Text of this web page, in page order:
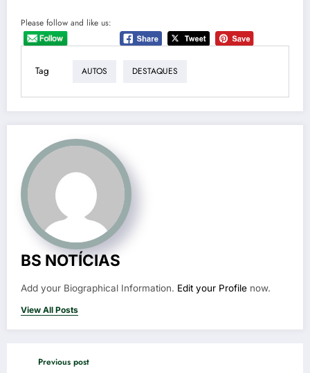
Please follow and like us:
Tag AUTOS DESTAQUES
BS NOTÍCIAS
Add your Biographical Information. Edit your Profile now.
View All Posts
Previous post